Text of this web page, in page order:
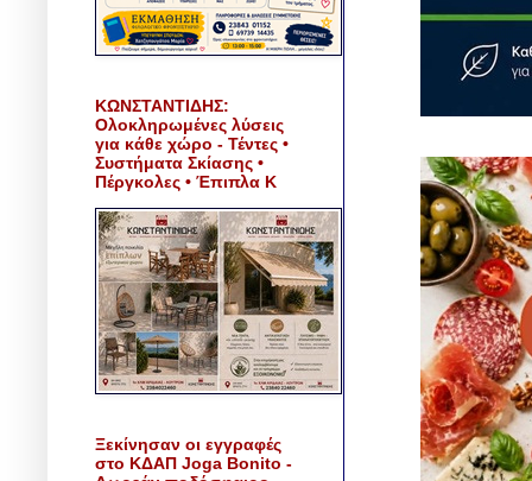
ΚΩΝΣΤΑΝΤΙΔΗΣ:
Ολοκληρωμένες λύσεις
για κάθε χώρο - Τέντες •
Συστήματα Σκίασης •
Πέργκολες • Έπιπλα Κ
Ξεκίνησαν οι εγγραφές
στο ΚΔΑΠ Joga Bonito -